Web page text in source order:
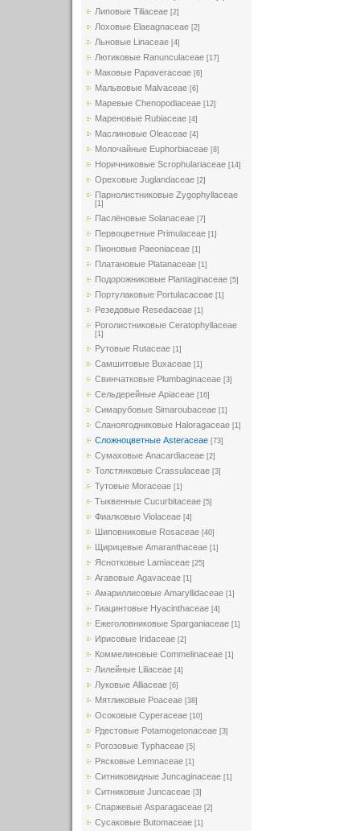
Липовые Tiliaceae [2]
Лоховые Elaeagnaceae [2]
Льновые Linaceae [4]
Лютиковые Ranunculaceae [17]
Маковые Papaveraceae [6]
Мальвовые Malvaceae [6]
Маревые Chenopodiaceae [12]
Мареновые Rubiaceae [4]
Маслиновые Oleaceae [4]
Молочайные Euphorbiaceae [8]
Норичниковые Scrophulariaceae [14]
Ореховые Juglandaceae [2]
Парнолистниковые Zygophyllaceae
[1]
Паслёновые Solanaceae [7]
Первоцветные Primulaceae [1]
Пионовые Paeoniaceae [1]
Платановые Platanaceae [1]
Подорожниковые Plantaginaceae [5]
Портулаковые Portulacaceae [1]
Резедовые Resedaceae [1]
Роголистниковые Ceratophyllaceae
[1]
Рутовые Rutaceae [1]
Самшитовые Buxaceae [1]
Свинчатковые Plumbaginaceae [3]
Сельдерейные Apiaceae [16]
Симарубовые Simaroubaceae [1]
Сланоягодниковые Haloragaceae [1]
Сложноцветные Asteraceae [73]
Сумаховые Anacardiaceae [2]
Толстянковые Crassulaceae [3]
Тутовые Moraceae [1]
Тыквенные Cucurbitaceae [5]
Фиалковые Violaceae [4]
Шиповниковые Rosaceae [40]
Щирицевые Amaranthaceae [1]
Яснотковые Lamiaceae [25]
Агавовые Agavaceae [1]
Амариллисовые Amaryllidaceae [1]
Гиацинтовые Hyacinthaceae [4]
Ежеголовниковые Sparganiaceae [1]
Ирисовые Iridaceae [2]
Коммелиновые Commelinaceae [1]
Лилейные Liliaceae [4]
Луковые Alliaceae [6]
Мятликовые Poaceae [38]
Осоковые Cyperaceae [10]
Рдестовые Potamogetonaceae [3]
Рогозовые Typhaceae [5]
Рясковые Lemnaceae [1]
Ситниковидные Juncaginaceae [1]
Ситниковые Juncaceae [3]
Спаржевые Asparagaceae [2]
Сусаковые Butomaceae [1]